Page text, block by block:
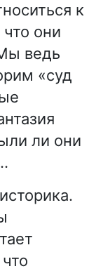
к
они
ведь
«суд
ли они